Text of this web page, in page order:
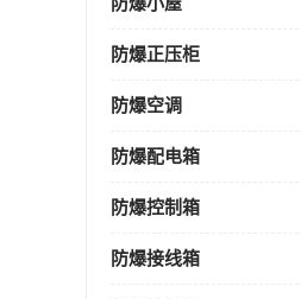
防爆正压柜
防爆空调
防爆配电箱
防爆控制箱
防爆接线箱